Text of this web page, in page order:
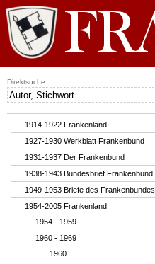
1914-1922 Frankenland
1927-1930 Werkblatt Frankenbund
1931-1937 Der Frankenbund
1938-1943 Bundesbrief Frankenbund
1949-1953 Briefe des Frankenbundes
1954-2005 Frankenland
1954 - 1959
1960 - 1969
1960
Direktsuche